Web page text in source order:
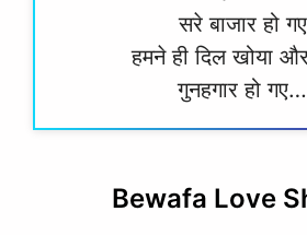
सरे बाजार हो
हमने ही दिल खोया
गुनहगार हो
Bewafa Love